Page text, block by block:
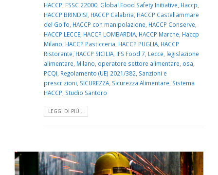
HACCP, FSSC 22000, Global Food Safety Initiative, Haccp,
HACCP BRINDISI, HACCP Calabria, HACCP Castellammare
del Golfo, HACCP con manipolazione, HACCP Conserve,
HACCP LECCE, HACCP LOMBARDIA, HACCP Marche, Haccp
Milano, HACCP Pasticceria, HACCP PUGLIA, HACCP
Ristorante, HACCP SICILIA, IFS Food 7, Lecce, legislazione
alimentare, Milano, operatore settore alimentare, osa,
PCQI, Regolamento (UE) 2021/382, Sanzioni e
prescrizioni, SICUREZZA, Sicurezza Alimentare, Sistema
HACCP, Studio Santoro
LEGGI DI PIÙ...